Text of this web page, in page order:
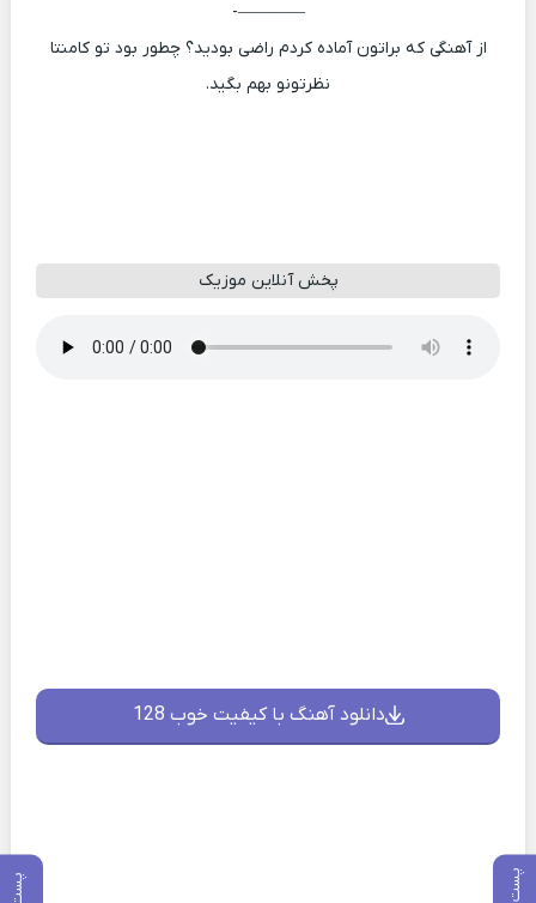
————-
از آهنگی که براتون آماده کردم راضی بودید؟ چطور بود تو کامنتا
نظرتونو بهم بگید.
پخش آنلاین موزیک
دانلود آهنگ با کیفیت خوب 128